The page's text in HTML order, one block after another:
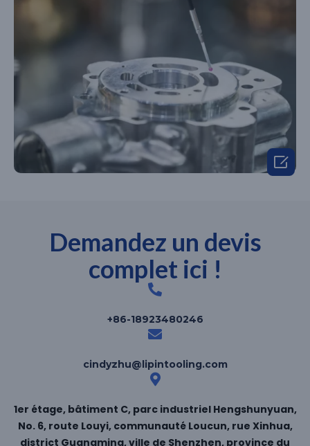
Demandez un devis
complet ici !
+86-18923480246
cindyzhu@lipintooling.com
1er étage, bâtiment C, parc industriel Hengshunyuan,
No. 6, route Louyi, communauté Loucun, rue Xinhua,
district Guangming, ville de Shenzhen, province du
